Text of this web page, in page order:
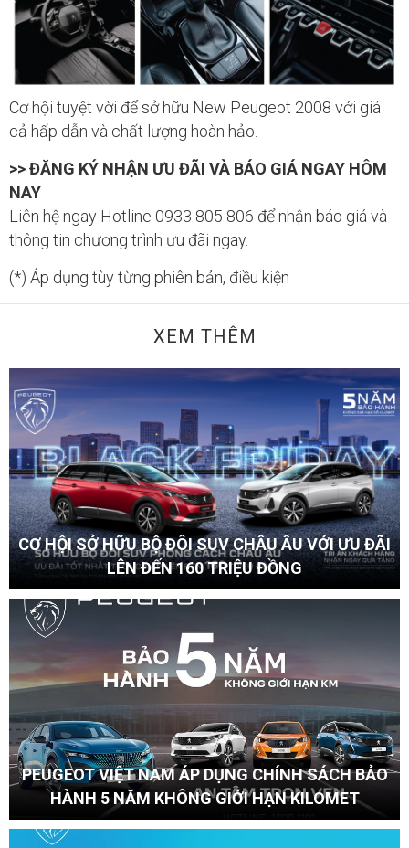
Cơ hội tuyệt vời để sở hữu New Peugeot 2008 với giá
cả hấp dẫn và chất lượng hoàn hảo.
>> ĐĂNG KÝ NHẬN ƯU ĐÃI VÀ BÁO GIÁ NGAY HÔM
NAY
Liên hệ ngay Hotline 0933 805 806 để nhận báo giá và
thông tin chương trình ưu đãi ngay.
(*) Áp dụng tùy từng phiên bản, điều kiện
XEM THÊM
CƠ HỘI SỞ HỮU BỘ ĐÔI SUV CHÂU ÂU VỚI ƯU ĐÃI
LÊN ĐẾN 160 TRIỆU ĐỒNG
PEUGEOT VIỆT NAM ÁP DỤNG CHÍNH SÁCH BẢO
HÀNH 5 NĂM KHÔNG GIỚI HẠN KILOMET